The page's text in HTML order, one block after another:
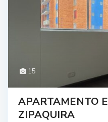
15
APARTAMENTO
ZIPAQUIRA